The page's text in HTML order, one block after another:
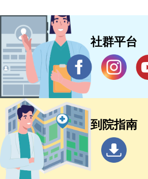
社群平台
到院指南